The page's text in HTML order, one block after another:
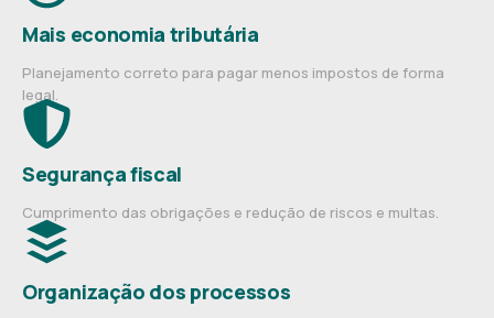
Mais economia tributária
Planejamento correto para pagar menos impostos de forma
legal.
Segurança fiscal
Cumprimento das obrigações e redução de riscos e multas.
Organização dos processos